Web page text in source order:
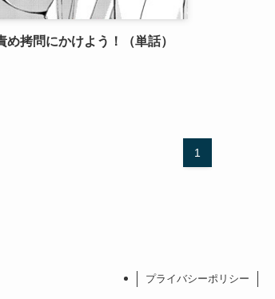
拷問にかけよう！（単話）
1
プライバシーポリシー